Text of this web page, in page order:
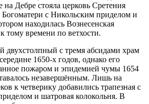
на Дебре стояла церковь Сретения
с Никольским приделом и
находилась Вознесенская
тому времени по ветхости.
двухстолпный с тремя абсидами храм
1650-х годов, однако его
пожаром и эпидемией чумы 1654
незавершённым. Лишь на
к четверику добавились трапезная с
и шатровая колокольня. В